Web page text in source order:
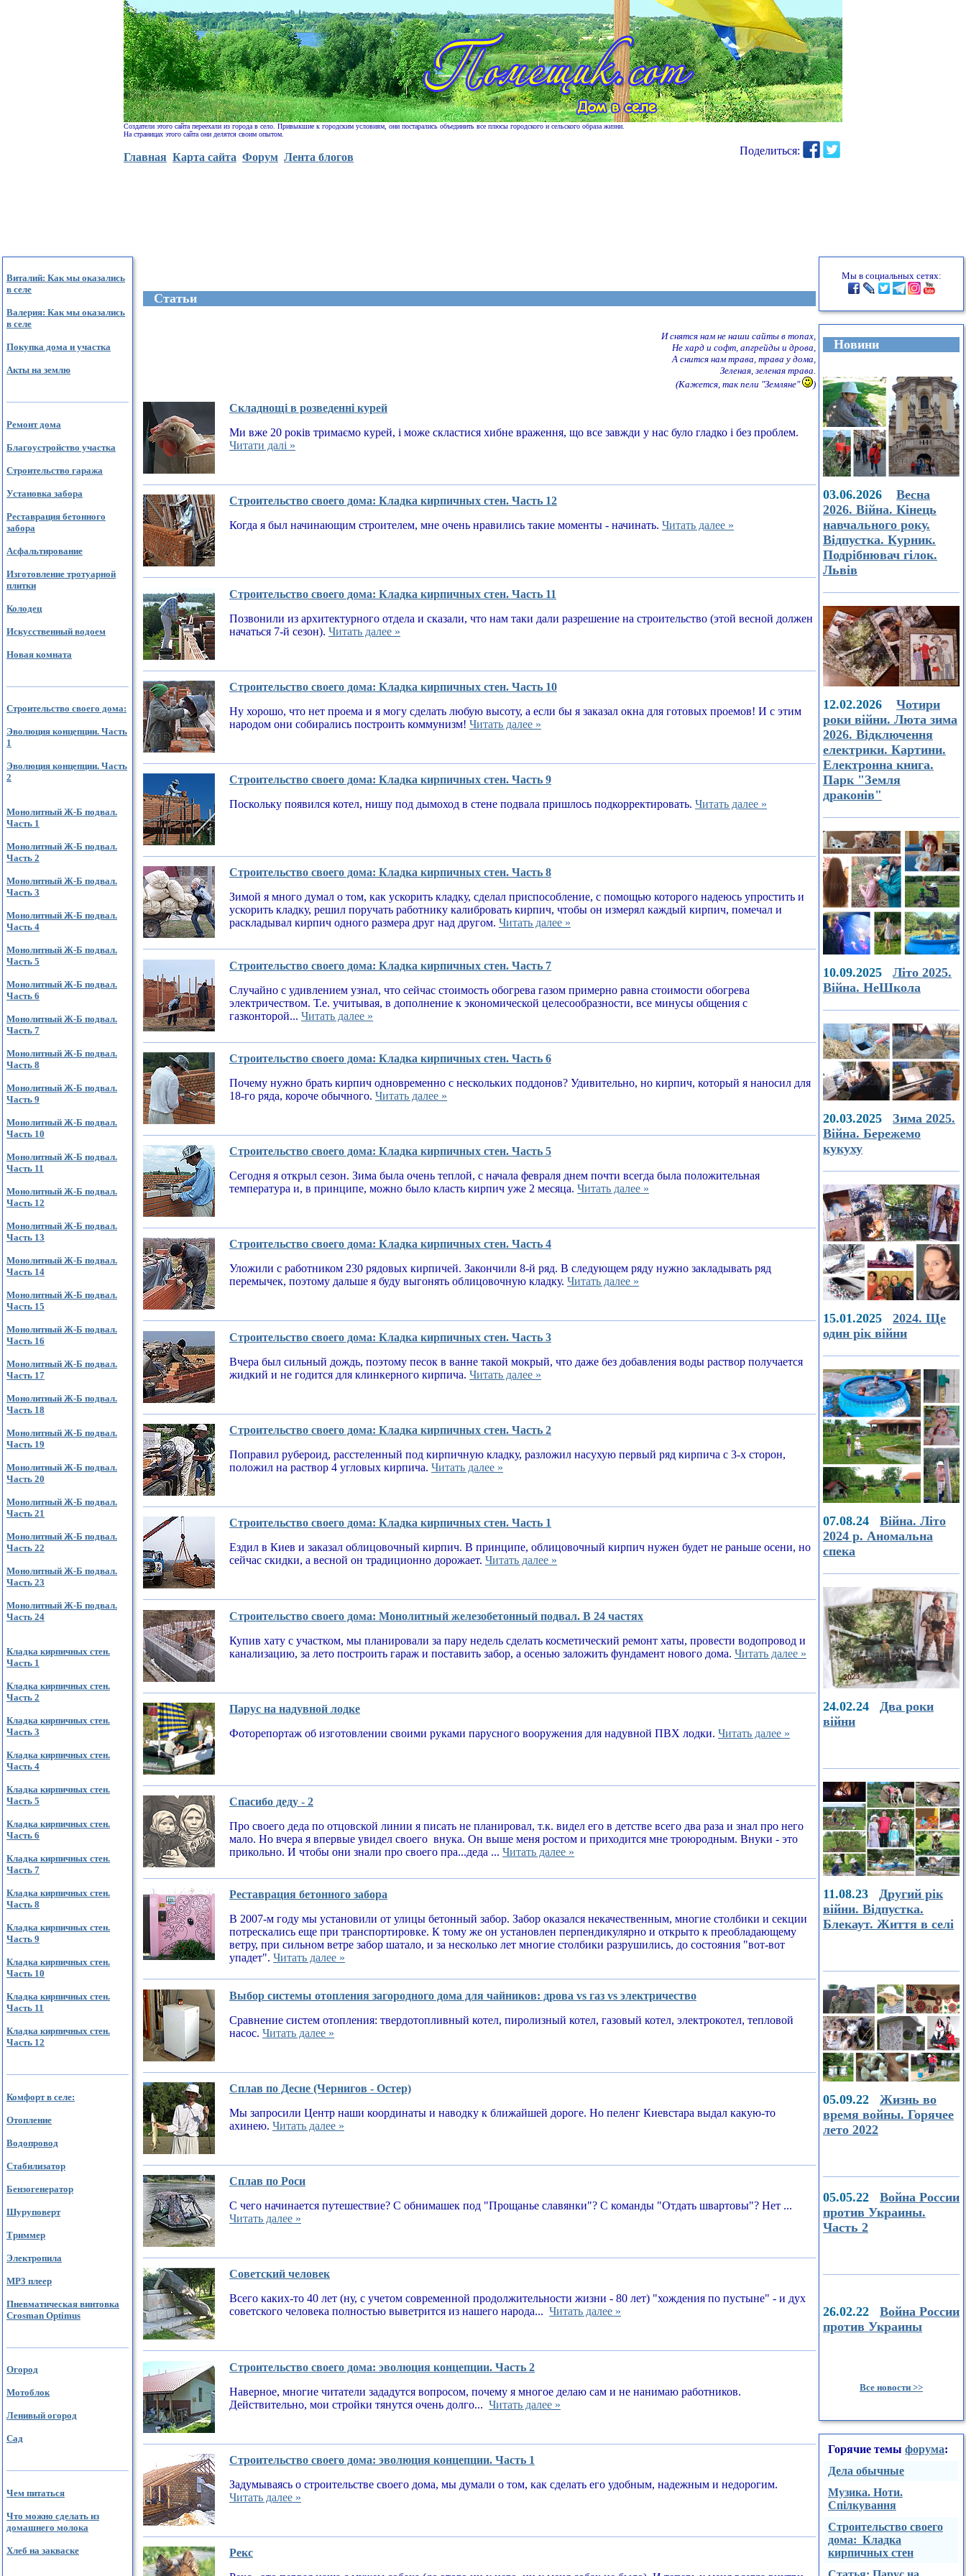
Создатели этого сайта переехали из города в село. Привыкшие к городским условиям, они постарались объединить все плюсы городского и сельского образа жизни.
На страницах этого сайта они делятся своим опытом.
Главная Карта сайта Форум Лента блогов
Поделиться:
Виталий: Как мы оказались
в селе
Валерия: Как мы оказались
в селе
Покупка дома и участка
Акты на землю
Ремонт дома
Благоустройство участка
Строительство гаража
Установка забора
Реставрация бетонного
забора
Асфальтирование
Изготовление тротуарной
плитки
Колодец
Искусственный водоем
Новая комната
Строительство своего дома:
Эволюция концепции. Часть
1
Эволюция концепции. Часть
2
Монолитный Ж-Б подвал.
Часть 1
Монолитный Ж-Б подвал.
Часть 2
Монолитный Ж-Б подвал.
Часть 3
Монолитный Ж-Б подвал.
Часть 4
Монолитный Ж-Б подвал.
Часть 5
Монолитный Ж-Б подвал.
Часть 6
Монолитный Ж-Б подвал.
Часть 7
Монолитный Ж-Б подвал.
Часть 8
Монолитный Ж-Б подвал.
Часть 9
Монолитный Ж-Б подвал.
Часть 10
Монолитный Ж-Б подвал.
Часть 11
Монолитный Ж-Б подвал.
Часть 12
Монолитный Ж-Б подвал.
Часть 13
Монолитный Ж-Б подвал.
Часть 14
Монолитный Ж-Б подвал.
Часть 15
Монолитный Ж-Б подвал.
Часть 16
Монолитный Ж-Б подвал.
Часть 17
Монолитный Ж-Б подвал.
Часть 18
Монолитный Ж-Б подвал.
Часть 19
Монолитный Ж-Б подвал.
Часть 20
Монолитный Ж-Б подвал.
Часть 21
Монолитный Ж-Б подвал.
Часть 22
Монолитный Ж-Б подвал.
Часть 23
Монолитный Ж-Б подвал.
Часть 24
Кладка кирпичных стен.
Часть 1
Кладка кирпичных стен.
Часть 2
Кладка кирпичных стен.
Часть 3
Кладка кирпичных стен.
Часть 4
Кладка кирпичных стен.
Часть 5
Кладка кирпичных стен.
Часть 6
Кладка кирпичных стен.
Часть 7
Кладка кирпичных стен.
Часть 8
Кладка кирпичных стен.
Часть 9
Кладка кирпичных стен.
Часть 10
Кладка кирпичных стен.
Часть 11
Кладка кирпичных стен.
Часть 12
Комфорт в селе:
Отопление
Водопровод
Стабилизатор
Бензогенератор
Шуруповерт
Триммер
Электропила
MP3 плеер
Пневматическая винтовка
Crosman Optimus
Огород
Мотоблок
Ленивый огород
Сад
Чем питаться
Что можно сделать из
домашнего молока
Хлеб на закваске
Cтатьи
И снятся нам не наши сайты в топах,
Не хард и софт, апгрейды и дрова,
А снится нам трава, трава у дома,
Зеленая, зеленая трава.
(Кажется, так пели "Земляне"
)
Складнощі в розведенні курей
Ми вже 20 років тримаємо курей, і може скластися хибне враження, що все завжди у нас було гладко і без проблем.
Читати далі »
Строительство своего дома: Кладка кирпичных стен. Часть 12
Когда я был начинающим строителем, мне очень нравились такие моменты - начинать. Читать далее »
Строительство своего дома: Кладка кирпичных стен. Часть 11
Позвонили из архитектурного отдела и сказали, что нам таки дали разрешение на строительство (этой весной должен
начаться 7-й сезон). Читать далее »
Строительство своего дома: Кладка кирпичных стен. Часть 10
Ну хорошо, что нет проема и я могу сделать любую высоту, а если бы я заказал окна для готовых проемов! И с этим
народом они собирались построить коммунизм! Читать далее »
Строительство своего дома: Кладка кирпичных стен. Часть 9
Поскольку появился котел, нишу под дымоход в стене подвала пришлось подкорректировать. Читать далее »
Строительство своего дома: Кладка кирпичных стен. Часть 8
Зимой я много думал о том, как ускорить кладку, сделал приспособление, с помощью которого надеюсь упростить и
ускорить кладку, решил поручать работнику калибровать кирпич, чтобы он измерял каждый кирпич, помечал и
раскладывал кирпич одного размера друг над другом. Читать далее »
Строительство своего дома: Кладка кирпичных стен. Часть 7
Случайно с удивлением узнал, что сейчас стоимость обогрева газом примерно равна стоимости обогрева
электричеством. Т.е. учитывая, в дополнение к экономической целесообразности, все минусы общения с
газконторой... Читать далее »
Строительство своего дома: Кладка кирпичных стен. Часть 6
Почему нужно брать кирпич одновременно с нескольких поддонов? Удивительно, но кирпич, который я наносил для
18-го ряда, короче обычного. Читать далее »
Строительство своего дома: Кладка кирпичных стен. Часть 5
Сегодня я открыл сезон. Зима была очень теплой, с начала февраля днем почти всегда была положительная
температура и, в принципе, можно было класть кирпич уже 2 месяца. Читать далее »
Строительство своего дома: Кладка кирпичных стен. Часть 4
Уложили с работником 230 рядовых кирпичей. Закончили 8-й ряд. В следующем ряду нужно закладывать ряд
перемычек, поэтому дальше я буду выгонять облицовочную кладку. Читать далее »
Строительство своего дома: Кладка кирпичных стен. Часть 3
Вчера был сильный дождь, поэтому песок в ванне такой мокрый, что даже без добавления воды раствор получается
жидкий и не годится для клинкерного кирпича. Читать далее »
Строительство своего дома: Кладка кирпичных стен. Часть 2
Поправил рубероид, расстеленный под кирпичную кладку, разложил насухую первый ряд кирпича с 3-х сторон,
положил на раствор 4 угловых кирпича. Читать далее »
Строительство своего дома: Кладка кирпичных стен. Часть 1
Ездил в Киев и заказал облицовочный кирпич. В принципе, облицовочный кирпич нужен будет не раньше осени, но
сейчас скидки, а весной он традиционно дорожает. Читать далее »
Строительство своего дома: Монолитный железобетонный подвал. В 24 частях
Купив хату с участком, мы планировали за пару недель сделать косметический ремонт хаты, провести водопровод и
канализацию, за лето построить гараж и поставить забор, а осенью заложить фундамент нового дома. Читать далее »
Парус на надувной лодке
Фоторепортаж об изготовлении своими руками парусного вооружения для надувной ПВХ лодки. Читать далее »
Спасибо деду - 2
Про своего деда по отцовской линии я писать не планировал, т.к. видел его в детстве всего два раза и знал про него
мало. Но вчера я впервые увидел своего внука. Он выше меня ростом и приходится мне троюродным. Внуки - это
прикольно. И чтобы они знали про своего пра...деда ... Читать далее »
Реставрация бетонного забора
В 2007-м году мы установили от улицы бетонный забор. Забор оказался некачественным, многие столбики и секции
потрескались еще при транспортировке. К тому же он установлен перпендикулярно и открыто к преобладающему
ветру, при сильном ветре забор шатало, и за несколько лет многие столбики разрушились, до состояния "вот-вот
упадет". Читать далее »
Выбор системы отопления загородного дома для чайников: дрова vs газ vs электричество
Сравнение систем отопления: твердотопливный котел, пиролизный котел, газовый котел, электрокотел, тепловой
насос. Читать далее »
Сплав по Десне (Чернигов - Остер)
Мы запросили Центр наши координаты и наводку к ближайшей дороге. Но пеленг Киевстара выдал какую-то
ахинею. Читать далее »
Сплав по Роси
С чего начинается путешествие? С обнимашек под "Прощанье славянки"? С команды "Отдать швартовы"? Нет ...
Читать далее »
Советский человек
Всего каких-то 40 лет (ну, с учетом современной продолжительности жизни - 80 лет) "хождения по пустыне" - и дух
советского человека полностью выветрится из нашего народа... Читать далее »
Строительство своего дома: эволюция концепции. Часть 2
Наверное, многие читатели зададутся вопросом, почему я многое делаю сам и не нанимаю работников.
Действительно, мои стройки тянутся очень долго... Читать далее »
Строительство своего дома: эволюция концепции. Часть 1
Задумываясь о строительстве своего дома, мы думали о том, как сделать его удобным, надежным и недорогим.
Читать далее »
Рекс
Мы в социальных сетях:
Новини
03.06.2026 Весна
2026. Війна. Кінець
навчального року.
Відпустка. Курник.
Подрібнювач гілок.
Львів
12.02.2026 Чотири
роки війни. Люта зима
2026. Відключення
електрики. Картини.
Електронна книга.
Парк "Земля
драконів"
10.09.2025 Літо 2025.
Війна. НеШкола
20.03.2025 Зима 2025.
Війна. Бережемо
кукуху
15.01.2025 2024. Ще
один рік війни
07.08.24 Війна. Літо
2024 р. Аномальна
спека
24.02.24 Два роки
війни
11.08.23 Другий рік
війни. Відпустка.
Блекаут. Життя в селі
05.09.22 Жизнь во
время войны. Горячее
лето 2022
05.05.22 Война России
против Украины.
Часть 2
26.02.22 Война России
против Украины
Все новости >>
Горячие темы форума:
Дела обычные
Музика. Ноти.
Спілкування
Строительство своего
дома: Кладка
кирпичных стен